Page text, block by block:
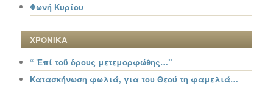
Φωνή Κυρίου
ΧΡΟΝΙΚΑ
“ Ἐπί τοῦ ὄρους μετεμορφώθης…”
Κατασκήνωση φωλιά, για του Θεού τη φαμελιά…